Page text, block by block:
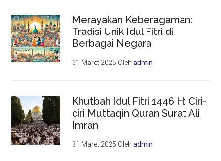
Merayakan Keberagaman:
Tradisi Unik Idul Fitri di
Berbagai Negara
31 Maret 2025 Olehadmin
Khutbah Idul Fitri 1446 H: Ciri-
ciri Muttaqin Quran Surat Ali
Imran
31 Maret 2025 Olehadmin